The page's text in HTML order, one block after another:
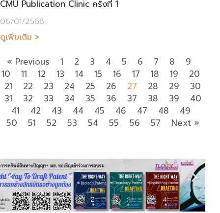
CMU Publication Clinic ครั้งที่ 1
06/01/2568
ดูเพิ่มเติม >
« Previous 1 2 3 4 5 6 7 8
9
10
11 12 13 14 15 16 17 18 19
20
21
22 23 24 25 26 27 28 29
30
31
32 33 34 35 36 37 38 39
40
41
42 43 44 45 46 47 48
49
50
51 52 53 54 55 56 57 Next »